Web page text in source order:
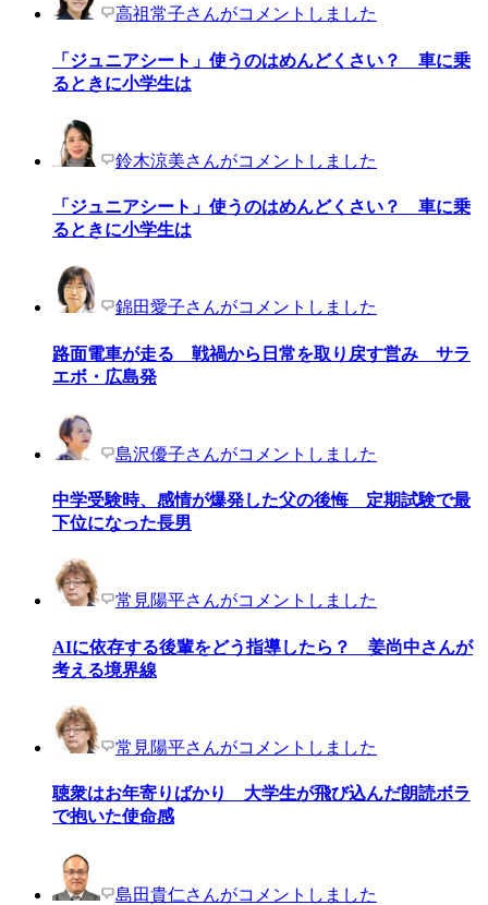
高祖常子さんがコメントしました
「ジュニアシート」使うのはめんどくさい？ 車に乗
るときに小学生は
鈴木涼美さんがコメントしました
「ジュニアシート」使うのはめんどくさい？ 車に乗
るときに小学生は
錦田愛子さんがコメントしました
路面電車が走る 戦禍から日常を取り戻す営み サラ
エボ・広島発
島沢優子さんがコメントしました
中学受験時、感情が爆発した父の後悔 定期試験で最
下位になった長男
常見陽平さんがコメントしました
AIに依存する後輩をどう指導したら？ 姜尚中さんが
考える境界線
常見陽平さんがコメントしました
聴衆はお年寄りばかり 大学生が飛び込んだ朗読ボラ
で抱いた使命感
島田貴仁さんがコメントしました